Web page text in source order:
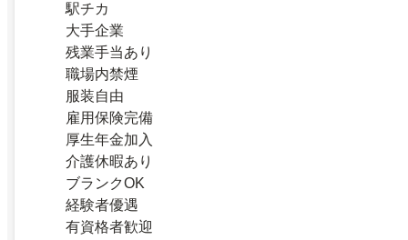
駅チカ
大手企業
残業手当あり
職場内禁煙
服装自由
雇用保険完備
厚生年金加入
介護休暇あり
ブランクOK
経験者優遇
有資格者歓迎